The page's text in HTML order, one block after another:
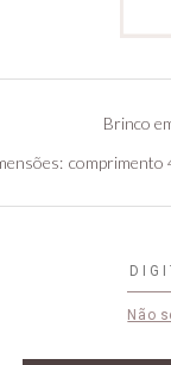
Brinco
comprimento
Não